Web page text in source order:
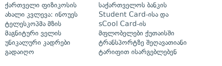
ქართველი ფიზიკოსის
ახალი კვლევა: ინოუეს
ტელესკოპმა მზის
მაგნიტური ველის
უნიკალური კადრები
გადაიღო
საქართველოს ბანკის
Student Card-ისა და
sCool Card-ის
მფლობელები ქუთაისში
ტრანსპორტზე შეღავათიანი
ტარიფით ისარგებლებენ